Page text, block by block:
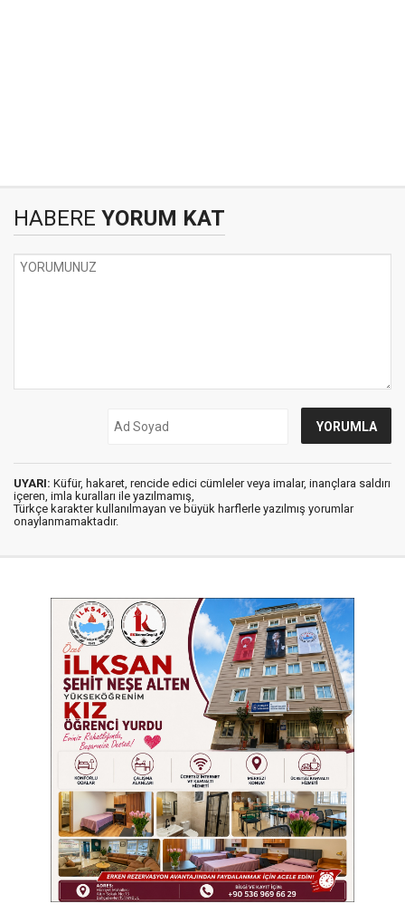
HABERE YORUM KAT
UYARI: Küfür, hakaret, rencide edici cümleler veya imalar, inançlara saldırı
içeren, imla kuralları ile yazılmamış,
Türkçe karakter kullanılmayan ve büyük harflerle yazılmış yorumlar
onaylanmamaktadır.